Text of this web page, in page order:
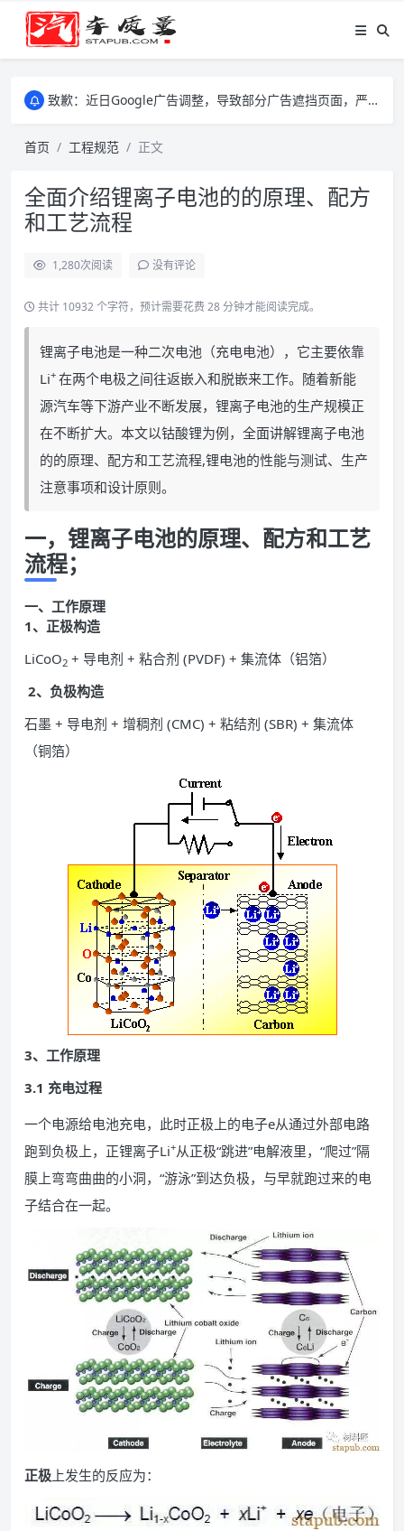
致歉：近日Google广告调整，导致部分广告遮挡页面，严重影响大家访问体验，将尽快调整完成，由此带来的不便，特意致歉！
致歉：近日Google广告调整，导致部分广告遮挡页面，严重影响大家访问体验，将尽快调整完成，由此带来的不便，特意致歉！
首页 工程规范 正文
全面介绍锂离子电池的的原理、配方
和工艺流程
1,280次阅读 没有评论
共计 10932 个字符，预计需要花费 28 分钟才能阅读完成。
锂离子电池是一种二次电池（充电电池），它主要依靠
Li+ 在两个电极之间往返嵌入和脱嵌来工作。随着新能
源汽车等下游产业不断发展，锂离子电池的生产规模正
在不断扩大。本文以钴酸锂为例，全面讲解锂离子电池
的的原理、配方和工艺流程,锂电池的性能与测试、生产
注意事项和设计原则。
一，锂离子电池的原理、配方和工艺
流程；
一、工作原理
1、正极构造
LiCoO2 + 导电剂 + 粘合剂 (PVDF) + 集流体（铝箔）
2、负极构造
石墨 + 导电剂 + 增稠剂 (CMC) + 粘结剂 (SBR) + 集流体
（铜箔）
3、工作原理
3.1 充电过程
一个电源给电池充电，此时正极上的电子e从通过外部电路
跑到负极上，正锂离子Li+从正极“跳进”电解液里，“爬过”隔
膜上弯弯曲曲的小洞，“游泳”到达负极，与早就跑过来的电
子结合在一起。
正极 上发生的反应为：